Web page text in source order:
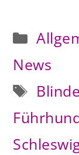
News
Blinde